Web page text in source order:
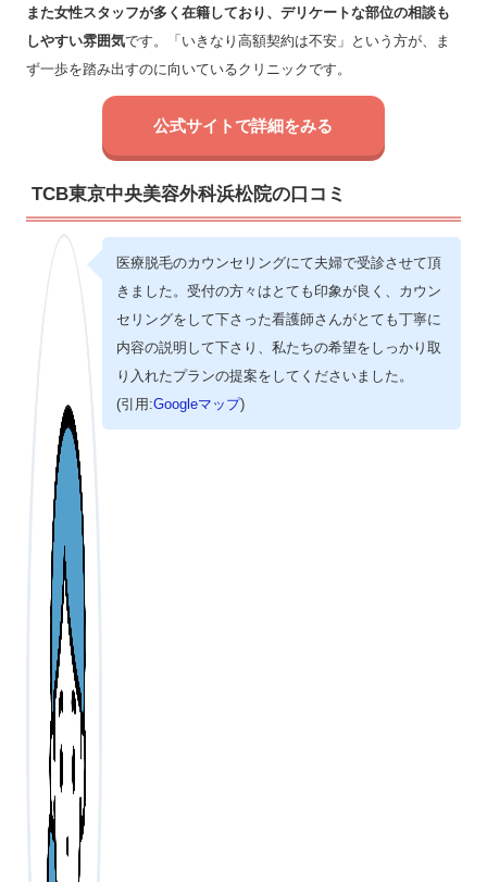
また女性スタッフが多く在籍しており、デリケートな部位の相談も
しやすい雰囲気です。「いきなり高額契約は不安」という方が、ま
ず一歩を踏み出すのに向いているクリニックです。
公式サイトで詳細をみる
TCB東京中央美容外科浜松院の口コミ
医療脱毛のカウンセリングにて夫婦で受診させて頂
きました。受付の方々はとても印象が良く、カウン
セリングをして下さった看護師さんがとても丁寧に
内容の説明して下さり、私たちの希望をしっかり取
り入れたプランの提案をしてくださいました。
(引用:Googleマップ)